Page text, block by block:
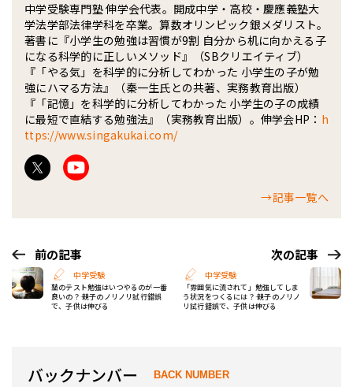
中学受験専門塾 伸学会代表。開成中学・高校・慶應義塾大
学法学部法律学科を卒業。算数オリンピック銀メダリスト。
著書に『小学生の勉強は習慣が9割 自分から机に向かえる子
になる科学的に正しいメソッド』（SBクリエイティブ）
『「やる気」を科学的に分析してわかった 小学生の子が勉
強にハマる方法』（秦一生氏との共著、実務教育出版）
『「記憶」を科学的に分析してわかった 小学生の子の成績
に最短で直結する勉強法』（実務教育出版）。伸学会HP： h
ttps://www.singakukai.com/
→記事一覧へ
前の記事
中学受験
塾のテスト勉強はいつやるのが一番
良いの？―― 親子のノリノリ試行錯誤
で、子供は伸びる
次の記事
中学受験
「雰囲気に流されて」勉強してしま
う状況をつくるには？―― 親子のノリノ
リ試行錯誤で、子供は伸びる
バックナンバー BACK NUMBER